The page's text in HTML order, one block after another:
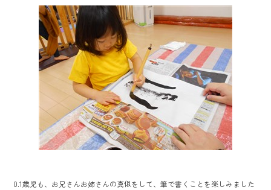
0.1歳児も、お兄さんお姉さんの真似をして、筆で書くことを楽しみました